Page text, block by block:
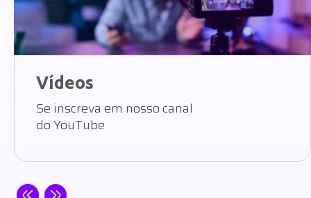
Vídeos
Se inscreva em nosso canal
do YouTube